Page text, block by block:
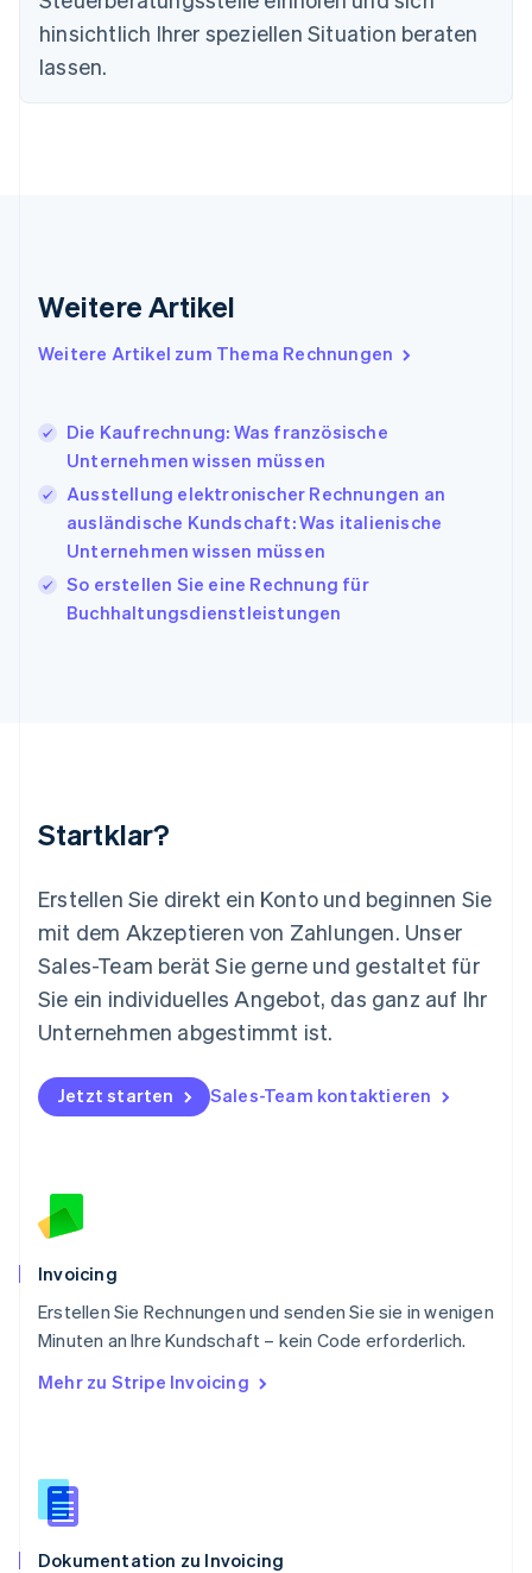
hinsichtlich Ihrer speziellen Situation beraten
lassen.
Weitere Artikel
Weitere Artikel zum Thema Rechnungen
Die Kaufrechnung: Was französische
Unternehmen wissen müssen
Ausstellung elektronischer Rechnungen an
ausländische Kundschaft: Was italienische
Unternehmen wissen müssen
So erstellen Sie eine Rechnung für
Buchhaltungsdienstleistungen
Startklar?
Erstellen Sie direkt ein Konto und beginnen Sie
mit dem Akzeptieren von Zahlungen. Unser
Sales-Team berät Sie gerne und gestaltet für
Sie ein individuelles Angebot, das ganz auf Ihr
Unternehmen abgestimmt ist.
Jetzt starten Sales-Team kontaktieren
Invoicing
Erstellen Sie Rechnungen und senden Sie sie in wenigen
Minuten an Ihre Kundschaft – kein Code erforderlich.
Mehr zu Stripe Invoicing
Dokumentation zu Invoicing
简体中文 English
Finnland
Frankreich
English
Italien
Italiano English
EnglishFrançais
Kroatien
EnglishItaliano
Lettland
Liechtenstein
DeutschEnglish
Litauen
Español English
Niederlande
NederlandsEnglish
English
Österreich
Deutsch
Polen
Portugal
PortuguêsEnglish
Schweden
Schweiz
Singapur
English简体中文
Slowakei
Slowenien
English
Spanien
Thailand